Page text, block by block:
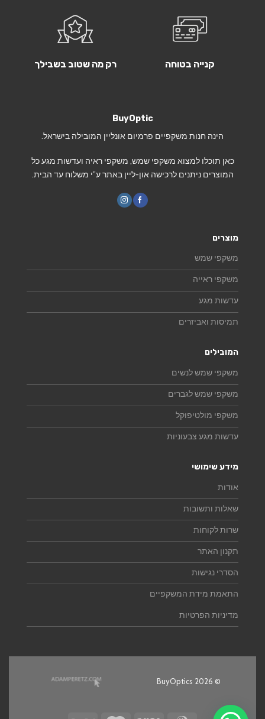
קנייה בטוחה רק מה שטוב בשבילך
BuyOptic
הינה חנות משקפיים פרמיום אונליין המובילה בישראל.
כאן תוכלו למצוא משקפי שמש, משקפי ראיה ועדשות מגע כל
המוצרים ניתנים לרכישה און-ליין באתר ע”י משלוח עד הבית.
מוצרים
משקפי שמש
משקפי ראייה
עדשות מגע
תמיסות ואביזרים
המובילים
משקפי שמש לנשים
משקפי שמש לגברים
משקפי מולטיפוקל
עדשות מגע צבעוניות
מידע שימושי
אודות
שאלות ותשובות
שרות לקוחות
תקנון האתר
הסדרי נגישות
התאמת מידת המשקפיים
מדיניות הפרטיות
© 2026 BuyOptics